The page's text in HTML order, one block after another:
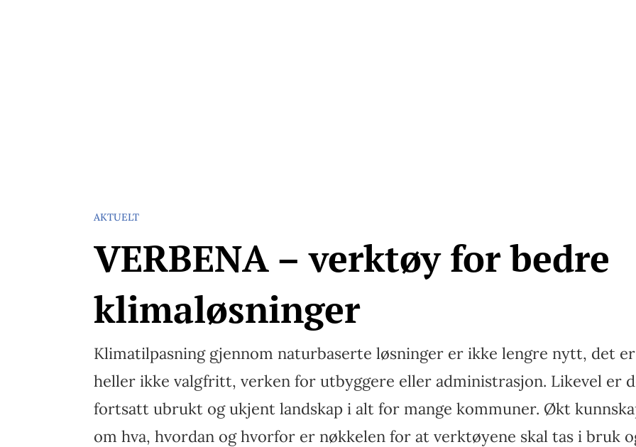
AKTUELT
VERBENA – verktøy for bedre
klimaløsninger
Klimatilpasning gjennom naturbaserte løsninger er ikke lengre nytt, det er
heller ikke valgfritt, verken for utbyggere eller administrasjon. Likevel er
fortsatt ubrukt og ukjent landskap i alt for mange kommuner. Økt
om hva, hvordan og hvorfor er nøkkelen for at verktøyene skal tas i bruk